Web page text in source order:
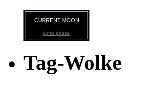
CURRENT MOON
lunar phase
Tag-Wolke